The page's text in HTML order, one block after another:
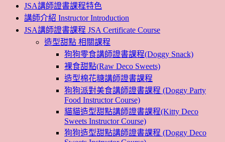
JSA講師證書課程特色
講師介紹 Instructor Introduction
JSA講師證書課程 JSA Certificate Course
造型甜點 相關課程
狗狗零食講師證書課程(Doggy Snack)
裸食甜點(Raw Deco Sweets)
造型棉花糖講師證書課程
狗狗派對美食講師證書課程 (Doggy Party
Food Instructor Course)
貓貓造型甜點講師證書課程(Kitty Deco
Sweets Instructor Course)
狗狗造型甜點講師證書課程 (Doggy Deco